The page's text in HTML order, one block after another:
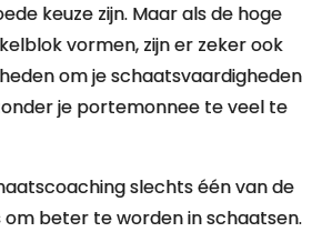
keuze zijn. Maar als de hoge
vormen, zijn er zeker ook
om je schaatsvaardigheden
je portemonnee te veel te
slechts één van de
om beter te worden in schaatsen.